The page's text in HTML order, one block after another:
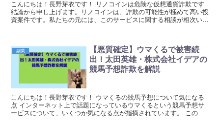
こんにちは！長野芽衣です！ リノコインは危険な仮想通貨詐欺です
結論から申し上げます。リノコインは、詐欺の可能性が極めて高い投
資案件です。私たちの元には、このサービスに関する相談が相次いで
副業
【悪質確定】ウマくるで被害続
出！太田英雄・株式会社イデアの
競馬予想詐欺を解説
こんにちは！長野芽衣です！ ウマくるの競馬予想について気になる
点 インターネット上で話題になっているウマくるという競馬予想サ
ービスについて、いくつか気になる点が指摘されています。 このサ